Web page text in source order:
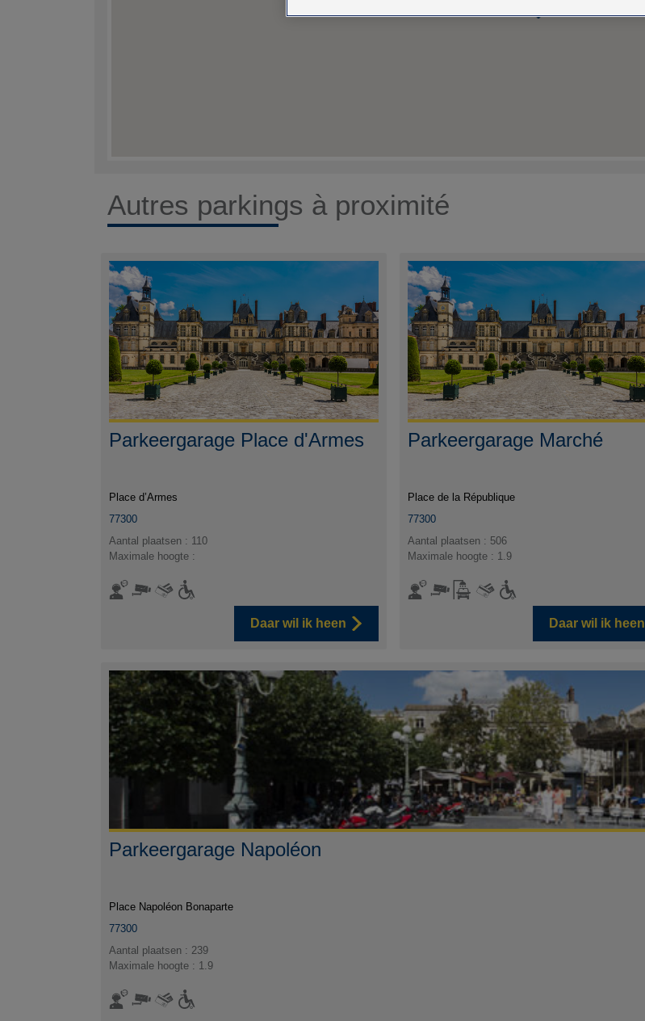
Autres parkings à proximité
Parkeergarage Place d'Armes
Place d’Armes
77300
Aantal plaatsen : 110
Maximale hoogte :
Daar wil ik heen
Parkeergarage Marché
Place de la République
77300
Aantal plaatsen : 506
Maximale hoogte : 1.9
Daar wil ik heen
Parkeergarage Napoléon
Place Napoléon Bonaparte
77300
Aantal plaatsen : 239
Maximale hoogte : 1.9